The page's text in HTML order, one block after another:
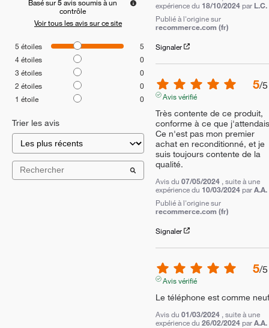
Basé sur5avis soumis à un
contrôle
Voir tous les avis sur ce site
5 étoiles
5
4étoiles
0
3 étoiles
0
2 étoiles
0
1 étoile 0
Trier les avis
expérience du 18/10/2024 par L.C.
Publié à l'origine sur
recommerce.com (fr)
Signaler
5/5
Avis vérifié
Très contente de ce produit,
conforme à ce que
Ce n'est pas mon premier
achat en reconditionné, et je
suis toujours contente de la
qualité.
Avis du 07/05/2024 , suite à une
expérience du 10/03/2024 parA.A.
Publié à l'origine sur
recommerce.com (fr)
Signaler
5/5
Avis vérifié
Le téléphone est comme
Avis du 01/03/2024 , suite à une
expérience du 26/02/2024 parA.A.